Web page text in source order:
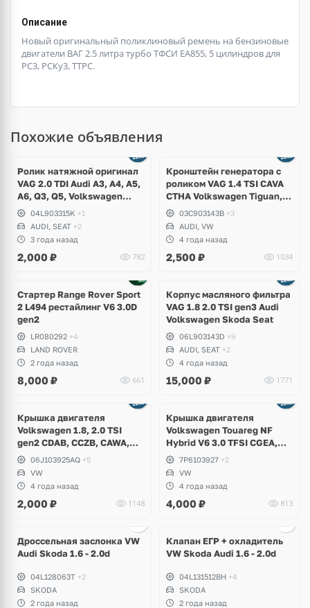
Описание
Новый оригинальный поликлиновый ремень на бензиновые
двигатели ВАГ 2.5 литра турбо ТФСИ ЕА855, 5 цилиндров для
РС3, РСКу3, ТТРС.
Похожие объявления
Ролик натяжной оригинал
VAG 2.0 TDI Audi A3, A4, A5,
A6, Q3, Q5, Volkswagen
Arteon, Tiguan, Golf 7,
Passat B8, Skoda Kodiaq,
Octavia A7, Yeti, Seat Leon,
Ateca
04L903315K +1
AUDI, SEAT +2
3 года назад
2,000 ₽ 782
Кронштейн генератора с
роликом VAG 1.4 TSI CAVA
CTHA Volkswagen Tiguan,
Jetta, Golf VI, Scirocco
03C903143B +3
AUDI, VW
4 года назад
2,500 ₽ 1034
Стартер Range Rover Sport
2 L494 рестайлинг V6 3.0D
gen2
LR080292 +4
LAND ROVER
2 года назад
8,000 ₽ 661
Корпус масляного фильтра
VAG 1.8 2.0 TSI gen3 Audi
Volkswagen Skoda Seat
06L903143D +9
AUDI, SEAT +2
4 года назад
15,000 ₽ 1771
Крышка двигателя
Volkswagen 1.8, 2.0 TSI
gen2 CDAB, CCZB, CAWA,
BZB, Volkswagen Tiguan,
Passat B6, B7, CC, Golf 6
GTI, Scirocco, Jetta
06J103925AQ +5
VW
4 года назад
2,000 ₽ 1148
Крышка двигателя
Volkswagen Touareg NF
Hybrid V6 3.0 TFSI CGEA,
CGFA 333 л.с.
7P6103927 +2
VW
4 года назад
4,000 ₽ 813
Дроссельная заслонка VW
Audi Skoda 1.6 - 2.0d
04L128063T +2
SKODA
2 года назад
Клапан ЕГР + охладитель
VW Skoda Audi 1.6 - 2.0d
04L131512BH +4
SKODA
2 года назад